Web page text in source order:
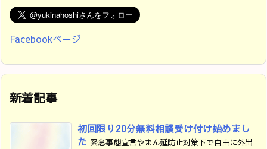
Facebookページ
新着記事
初回限り20分無料相談受け付け始めまし
た 緊急事態宣言やまん延防止対策下で自由に外出